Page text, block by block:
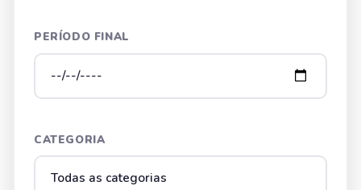
PERÍODO FINAL
CATEGORIA